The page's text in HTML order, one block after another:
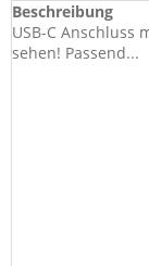
Beschreibung
USB-C Anschluss
sehen! Passend...